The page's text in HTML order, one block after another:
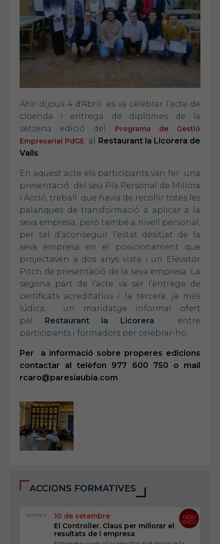
Ahir dijous 4 d'Abril es va celebrar l’acte de
cloenda i entrega de diplomes de la
setzena edició del
Programa de Gestió
Empresarial PdGE al
Restaurant la Licorera de
Valls
En aquest acte els participants van fer una
presentació del seu Pla Personal de Millora
i Acció, treball que havia de recollir totes les
palanques de transformació a aplicar a la
seva empresa, però també a nivell personal,
per tal d’aconseguir l’estat desitjat de la
seva empresa en el posicionament que
projectaven a dos anys vista i un Elevator
Pitch de presentació de la seva empresa. La
segona part de l’acte va ser l’entrega de
certificats acreditatius i la tercera, ja més
lúdica, un maridatge informal ofert
pel
Restaurant la Licorera
entre
participants i formadors per celebrar-ho.
Per a informació sobre properes edicions
contactar al telèfon 977 600 750 o mail
rcaro@paresiaubia.com
ACCIONS FORMATIVES
EIX PDGE
10 de setembre
El Controller. Claus per millorar el
resultats de l empresa
NOU
EDICIÓ